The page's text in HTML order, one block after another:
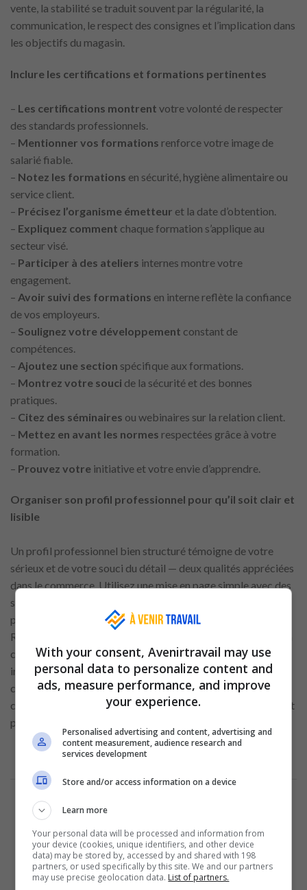
vente, la stabilité se traduit souvent par la régularité, la
communication, le respect des consignes et l’implication dans
les objectifs du magasin.
Inclure les certifications et formations pertinentes
– Les certifications montrent votre volonté de respecter
des standards professionnels.
– Mentionner vos formations renforce votre image de
salarié fiable.
– Notez les formations en sécurité, hygiène alimentaire ou
service client.
– Précisez l’organisme émetteur et la date d’obtention.
– Expliquez comment chaque formation s’applique au
secteur visé.
– Participer à des ateliers internes montre votre
engagement.
– Avoir suivi des formations en interne reflète la confiance
de vos employeurs.
– Soulignez votre développement constant de
compétences.
– Ajoutez une section spécifique aux formations.
– Montrez votre souci de la sécurité et des bonnes
pratiques.
– Citez des séminaires ou webinaires sur la relation client.
– Mettez en avant les normes respectées grâce à votre
formation.
– Prouvez votre initiative et votre envie d’apprendre.
Organiser son profil professionnel pour qu’il soit clair et
lisible
Un profil professionnel bien structuré témoigne de votre
sérieux et de votre souci du détail — deux qualités appréciées
dans le commerce. Utilisez une mise en page simple avec des
sections distinctes pour les coordonnées, le résumé
professionnel, l’expérience, la formation et les certifications.
Restez sobre sur les couleurs et les polices. Une présentation
cohérente permet au recruteur de repérer rapidement les
informations essentielles. Évitez les répétitions inutiles :
chaque section doit apporter une valeur ajoutée. Un
curriculum soigné suggère que vous êtes organisé, efficace et
prêt à assumer vos responsabilités.
Annonce
With your consent, Avenirtravail may use
personal data to personalize content and
ads, measure performance, and improve
your experience.
Personalised advertising and content, advertising and
content measurement, audience research and
services development
Store and/or access information on a device
Learn more
Your personal data will be processed and information from
your device (cookies, unique identifiers, and other device
data) may be stored by, accessed by and shared with 198
partners, or used specifically by this site. We and our partners
may use precise geolocation data. List of partners.